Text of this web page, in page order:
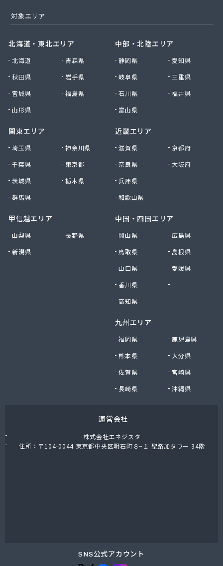
有限会社中武商事
有限会社長瀬商店
有限会社白石一商会
有限会社福田酸素商会 プロパン部
有限会社兵頭燃料店
有限会社豊後屋瓦斯
来島商店
対象エリア
北海道・東北エリア
北海道
青森県
秋田県
岩手県
宮城県
福島県
山形県
関東エリア
埼玉県
神奈川県
千葉県
東京都
茨城県
栃木県
群馬県
甲信越エリア
山梨県
長野県
新潟県
中部・北陸エリア
静岡県
愛知県
岐阜県
三重県
石川県
福井県
富山県
近畿エリア
滋賀県
京都府
奈良県
大阪府
兵庫県
和歌山県
中国・四国エリア
岡山県
広島県
鳥取県
島根県
山口県
愛媛県
香川県
高知県
九州エリア
福岡県
鹿児島県
熊本県
大分県
佐賀県
宮崎県
長崎県
沖縄県
運営会社
株式会社エネジスタ
住所：〒104-0044 東京都中央区明石町８−１ 聖路加タワー 34階
SNS公式アカウント